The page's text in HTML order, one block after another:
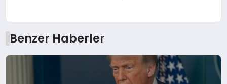
Benzer Haberler